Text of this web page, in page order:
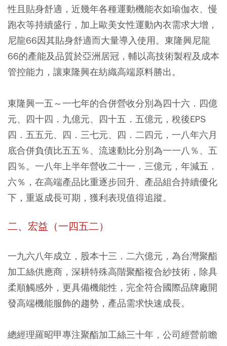
性且貼身舒適，近幾年各種運動機能衣如瑜伽衣、慢
跑衣等持續盛行，加上歐美女性運動內衣需求大增，
尼龍66因其貼身舒適而大量導入使用。東隆興尼龍
66的產能及品質於亞洲居冠，輔以高技術製程及成本
管控能力，讓東隆興在紡織高端原料勝出。
東隆興一五～一七年的合併營收分別為四十六．四億
元、四十四．九億元、四十五．五億元，稅後EPS
四．五五元、四．三七元、四．二四元，一八年六月
底合併負債比五五％、流速動比分別為一一八％、五
四％。一八年上半年營收二十一．三億元，年減五．
六％， 在高端產品比重逐步回升、產品組合持續優化
下，重返成長可期，獲利表現值得追蹤。
二、宏益（一四五二）
一九六八年成立，股本十三．二六億元，為台灣聚酯
加工絲供應商 ，深耕特殊高階聚酯複合紗技術，除具
柔順觸感外，更具備機能性，完全符合國際品牌廠開
發高端機能服飾的趨勢，產品需求快速成長。
總經理羅昭甲專注聚酯加工絲三十年 ，公司經營前瞻